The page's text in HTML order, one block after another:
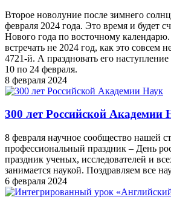
Второе новолуние после зимнего
февраля 2024 года. Это время и будет
Нового года по восточному
встречать не 2024 год, как это совсем
4721-й. А праздновать его
10 по 24 февраля.
8 февраля 2024
300 лет Российской Академии
8 февраля научное сообщество нашей
профессиональный праздник – День
праздник ученых, исследователей и
занимается наукой. Поздравляем все
6 февраля 2024